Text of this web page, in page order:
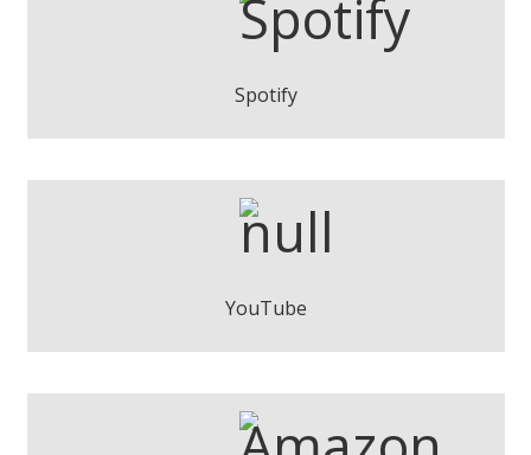
Spotify
NU-B - Geometría Variable
YouTube
NU-B - Geometría Variable
NU-B - Geometría Variable